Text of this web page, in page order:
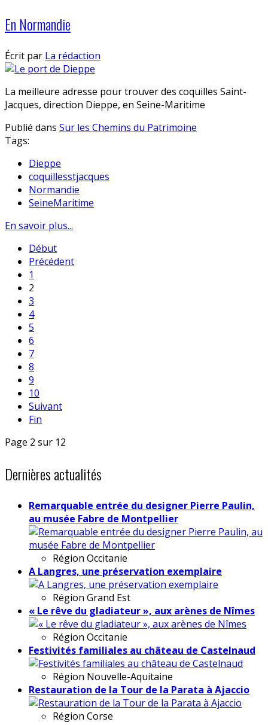
En Normandie
Écrit par La rédaction
La meilleure adresse pour trouver des coquilles Saint-
Jacques, direction Dieppe, en Seine-Maritime
Publié dans Sur les Chemins du Patrimoine
Tags:
Dieppe
coquillesstjacques
Normandie
SeineMaritime
En savoir plus...
Début
Précédent
1
2
3
4
5
6
7
8
9
10
Suivant
Fin
Page 2 sur 12
Dernières actualités
Remarquable entrée du designer Pierre Paulin,
au musée Fabre de Montpellier
Région Occitanie
A Langres, une préservation exemplaire
Région Grand Est
« Le rêve du gladiateur », aux arènes de Nîmes
Région Occitanie
Festivités familiales au château de Castelnaud
Région Nouvelle-Aquitaine
Restauration de la Tour de la Parata à Ajaccio
Région Corse